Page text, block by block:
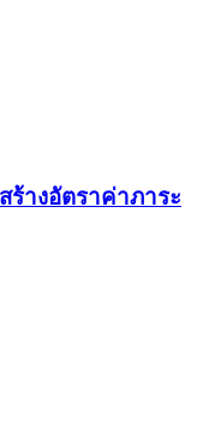
ร้างอัตราค่าภาระ